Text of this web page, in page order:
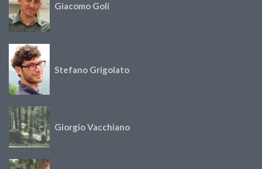
Giacomo Goli
Stefano Grigolato
Giorgio Vacchiano